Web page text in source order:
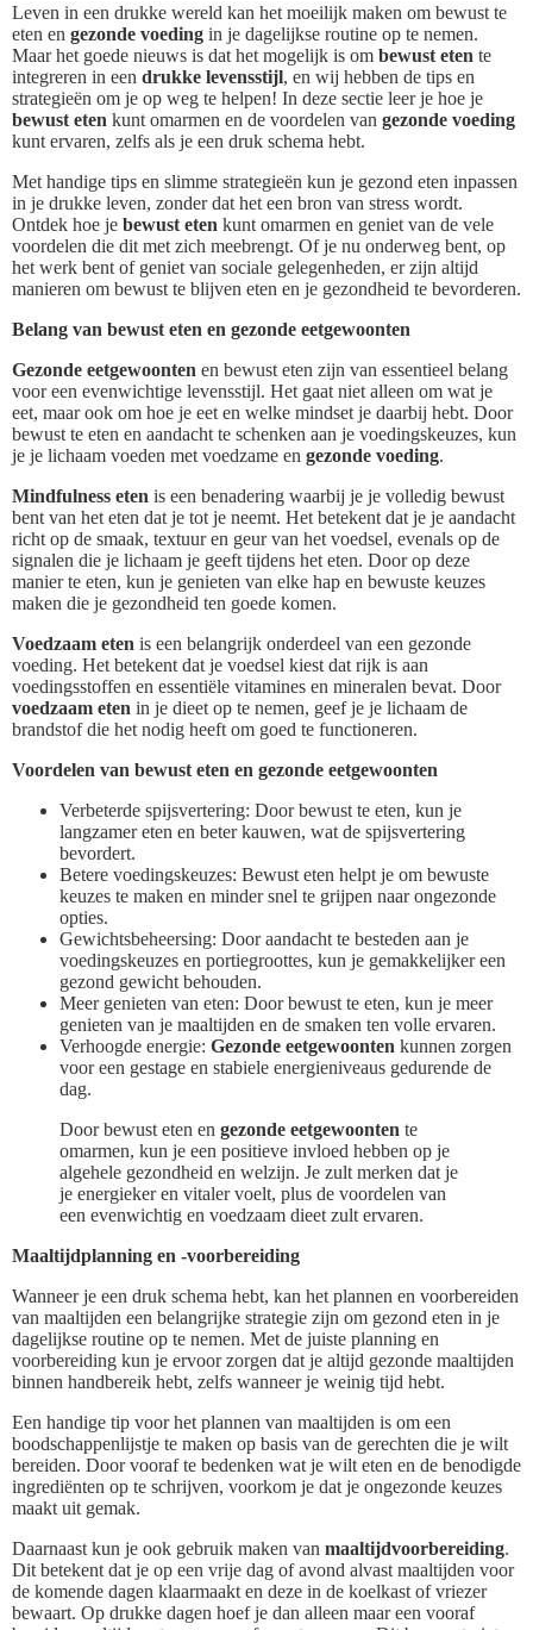
Leven in een drukke wereld kan het moeilijk maken om bewust te
eten en gezonde voeding in je dagelijkse routine op te nemen.
Maar het goede nieuws is dat het mogelijk is om bewust eten te
integreren in een drukke levensstijl, en wij hebben de tips en
strategieën om je op weg te helpen! In deze sectie leer je hoe je
bewust eten kunt omarmen en de voordelen van gezonde voeding
kunt ervaren, zelfs als je een druk schema hebt.
Met handige tips en slimme strategieën kun je gezond eten inpassen
in je drukke leven, zonder dat het een bron van stress wordt.
Ontdek hoe je bewust eten kunt omarmen en geniet van de vele
voordelen die dit met zich meebrengt. Of je nu onderweg bent, op
het werk bent of geniet van sociale gelegenheden, er zijn altijd
manieren om bewust te blijven eten en je gezondheid te bevorderen.
Belang van bewust eten en gezonde eetgewoonten
Gezonde eetgewoonten en bewust eten zijn van essentieel belang
voor een evenwichtige levensstijl. Het gaat niet alleen om wat je
eet, maar ook om hoe je eet en welke mindset je daarbij hebt. Door
bewust te eten en aandacht te schenken aan je voedingskeuzes, kun
je je lichaam voeden met voedzame en gezonde voeding.
Mindfulness eten is een benadering waarbij je je volledig bewust
bent van het eten dat je tot je neemt. Het betekent dat je je aandacht
richt op de smaak, textuur en geur van het voedsel, evenals op de
signalen die je lichaam je geeft tijdens het eten. Door op deze
manier te eten, kun je genieten van elke hap en bewuste keuzes
maken die je gezondheid ten goede komen.
Voedzaam eten is een belangrijk onderdeel van een gezonde
voeding. Het betekent dat je voedsel kiest dat rijk is aan
voedingsstoffen en essentiële vitamines en mineralen bevat. Door
voedzaam eten in je dieet op te nemen, geef je je lichaam de
brandstof die het nodig heeft om goed te functioneren.
Voordelen van bewust eten en gezonde eetgewoonten
Verbeterde spijsvertering: Door bewust te eten, kun je
langzamer eten en beter kauwen, wat de spijsvertering
bevordert.
Betere voedingskeuzes: Bewust eten helpt je om bewuste
keuzes te maken en minder snel te grijpen naar ongezonde
opties.
Gewichtsbeheersing: Door aandacht te besteden aan je
voedingskeuzes en portiegroottes, kun je gemakkelijker een
gezond gewicht behouden.
Meer genieten van eten: Door bewust te eten, kun je meer
genieten van je maaltijden en de smaken ten volle ervaren.
Verhoogde energie: Gezonde eetgewoonten kunnen zorgen
voor een gestage en stabiele energieniveaus gedurende de
dag.
Door bewust eten en gezonde eetgewoonten te
omarmen, kun je een positieve invloed hebben op je
algehele gezondheid en welzijn. Je zult merken dat je
je energieker en vitaler voelt, plus de voordelen van
een evenwichtig en voedzaam dieet zult ervaren.
Maaltijdplanning en -voorbereiding
Wanneer je een druk schema hebt, kan het plannen en voorbereiden
van maaltijden een belangrijke strategie zijn om gezond eten in je
dagelijkse routine op te nemen. Met de juiste planning en
voorbereiding kun je ervoor zorgen dat je altijd gezonde maaltijden
binnen handbereik hebt, zelfs wanneer je weinig tijd hebt.
Een handige tip voor het plannen van maaltijden is om een
boodschappenlijstje te maken op basis van de gerechten die je wilt
bereiden. Door vooraf te bedenken wat je wilt eten en de benodigde
ingrediënten op te schrijven, voorkom je dat je ongezonde keuzes
maakt uit gemak.
Daarnaast kun je ook gebruik maken van maaltijdvoorbereiding.
Dit betekent dat je op een vrije dag of avond alvast maaltijden voor
de komende dagen klaarmaakt en deze in de koelkast of vriezer
bewaart. Op drukke dagen hoef je dan alleen maar een vooraf